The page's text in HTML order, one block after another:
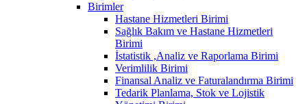
Birimler
Hastane Hizmetleri Birimi
Sağlık Bakım ve Hastane Hizmetleri
Birimi
İstatistik ,Analiz ve Raporlama Birimi
Verimlilik Birimi
Finansal Analiz ve Faturalandırma Birimi
Tedarik Planlama, Stok ve Lojistik